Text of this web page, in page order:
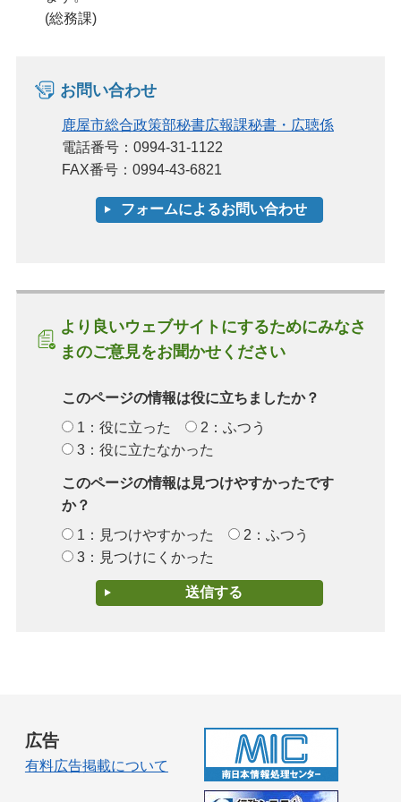
(総務課)
お問い合わせ
鹿屋市総合政策部秘書広報課秘書・広聴係
電話番号：0994-31-1122
FAX番号：0994-43-6821
より良いウェブサイトにするためにみなさ
まのご意見をお聞かせください
このページの情報は役に立ちましたか？
1：役に立った
2：ふつう
3：役に立たなかった
このページの情報は見つけやすかったです
か？
1：見つけやすかった
2：ふつう
3：見つけにくかった
広告
有料広告掲載について